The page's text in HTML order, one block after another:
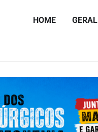
HOME GERAL